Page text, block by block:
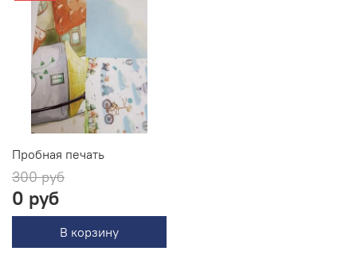
Пробная печать
300 руб
0 руб
В корзину